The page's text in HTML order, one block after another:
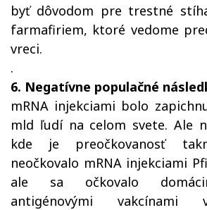
byť dôvodom pre trestné
farmafiriem, ktoré vedome
vreci.
.
6. Negatívne populačné
mRNA injekciami bolo
mld ľudí na celom svete. Ale
kde je preočkovanosť
neočkovalo mRNA injekciami
ale sa očkovalo
antigénovými vakcínami